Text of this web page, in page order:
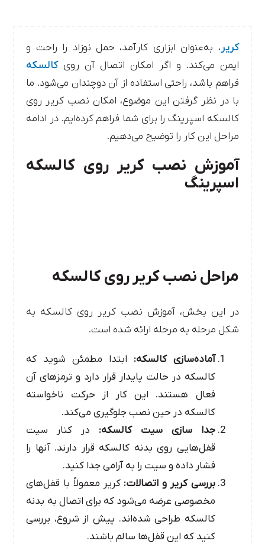
کریر ، به‌عنوان ابزاری کارآمد، حمل نوزاد را راحت و
ایمن می‌کند. و اگر امکان اتصال آن رویکالسکه
فراهم باشد، راحتی استفاده از آن دوچندان می‌شود. ما
با در نظر گرفتن این موضوع، امکان نصب کریر روی
کالسکه اسپرینگ را برای شما فراهم کرده‌ایم. در ادامه
مراحل این کار را توضیح می‌دهیم.
آموزش نصب کریر روی کالسکه
اسپرینگ
مراحل نصب کریر روی کالسکه
در این بخش، آموزش نصب کریر روی کالسکه به
شکل مرحله به مرحله ارائه شده است.
آماده‌سازی کالسکه: ابتدا مطمئن شوید که
کالسکه در حالت پایدار قرار دارد و ترمزهای آن
فعال هستند. این کار از حرکت ناخواسته
کالسکه در حین نصب جلوگیری می‌کند.
جدا سازی سیت کالسکه: در کنار سیت
قفل‌هایی روی بدنه کالسکه قرار دارند. آنها را
فشار داده و سیت را به آرامی جدا کنید.
بررسی کریر و اتصالات: کریر معمولاً با قفل‌های
مخصوصی عرضه می‌شود که برای اتصال به بدنه
کالسکه طراحی شده‌اند. پیش از شروع، بررسی
کنید که این قفل‌ها سالم باشند.